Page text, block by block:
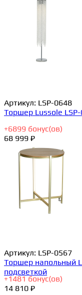
Артикул: LSP-0648
Торшер Lussole
+6899 бонус(ов)
68 999 ₽
Артикул: LSP-0567
Торшер напольный
подсветкой
+1481 бонус(ов)
14 810 ₽